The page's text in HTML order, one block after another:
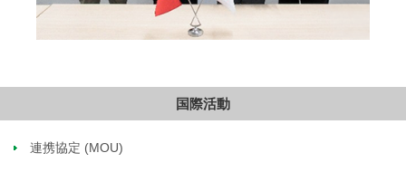
国際活動
連携協定 (MOU)